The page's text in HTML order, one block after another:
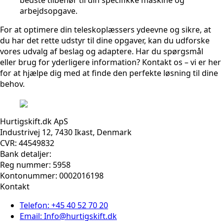
arbejdsopgave.
For at optimere din teleskoplæssers ydeevne og sikre, at
du har det rette udstyr til dine opgaver, kan du udforske
vores udvalg af beslag og adaptere. Har du spørgsmål
eller brug for yderligere information? Kontakt os – vi er her
for at hjælpe dig med at finde den perfekte løsning til dine
behov.
Hurtigskift.dk ApS
Industrivej 12, 7430 Ikast, Denmark
CVR: 44549832
Bank detaljer:
Reg nummer: 5958
Kontonummer: 0002016198
Kontakt
Telefon: +45 40 52 70 20
Email: Info@hurtigskift.dk